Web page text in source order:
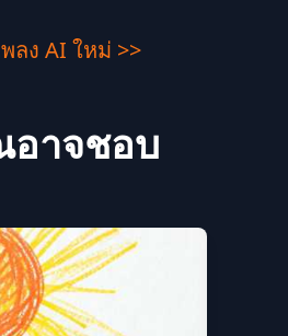
ลง AI ใหม่ >>
าจชอบ